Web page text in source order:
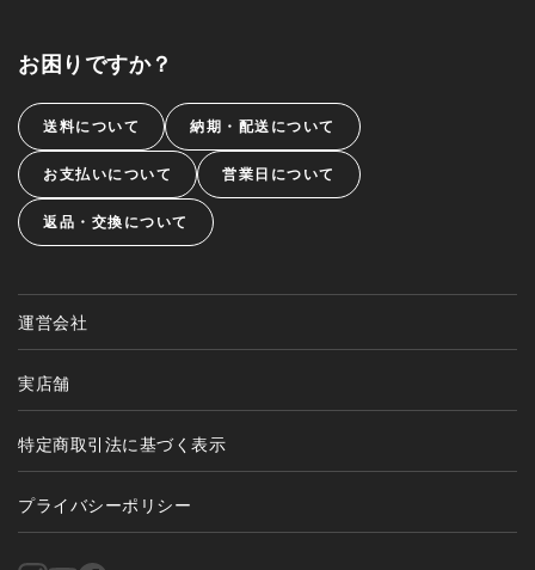
お困りですか？
送料について 納期・配送について
お支払いについて 営業日について
返品・交換について
運営会社
実店舗
特定商取引法に基づく表示
プライバシーポリシー